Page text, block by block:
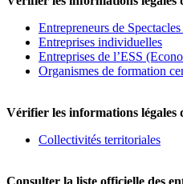
Entrepreneurs de
Entreprises individuelles
Entreprises de l’ESS
Organismes de formation
Vérifier les informations
Collectivités territoriales